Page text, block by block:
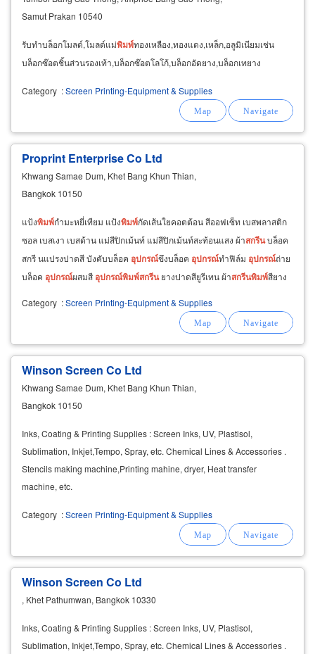
Samut Prakan 10540
รับทำบล็อกโมลด์,โมลด์แม่พิมพ์ทองเหลือง,ทองแดง,เหล็ก,อลูมิเนียมเช่น
บล็อกซ๊อตชิ้นส่วนรองเท้า,บล็อกซ๊อตโลโก้,บล็อกอัดยาง,บล็อกเทยาง
Category :Screen Printing-Equipment & Supplies
Proprint Enterprise Co Ltd
Khwang Samae Dum, Khet Bang Khun Thian,
Bangkok 10150
แป้งพิมพ์กำมะหยี่เทียม แป้งพิมพ์กัดเส้นใยคอตต้อน สีออฟเซ็ท เบสพลาสติก
ซอล เบสเงา เบสด้าน แม่สีปิกเม้นท์ แม่สีปิกเม้นท์สะท้อนแสง ผ้าสกรีนบล็อค
สกรี นแปรงปาดสี บังคับบล็อค อุปกรณ์ขึงบล็อค อุปกรณ์ทำฟิล์ม อุปกรณ์ถ่าย
บล็อค อุปกรณ์ผสมสี อุปกรณ์พิมพ์สกรีนยางปาดสียูรีเทน ผ้าสกรีนพิมพ์สียาง
Category :Screen Printing-Equipment & Supplies
Winson Screen Co Ltd
Khwang Samae Dum, Khet Bang Khun Thian,
Bangkok 10150
Inks, Coating & Printing Supplies : Screen Inks, UV, Plastisol,
Sublimation, Inkjet,Tempo, Spray, etc. Chemical Lines & Accessories .
Stencils making machine,Printing mahine, dryer, Heat transfer
machine, etc.
Category :Screen Printing-Equipment & Supplies
Winson Screen Co Ltd
, Khet Pathumwan, Bangkok 10330
Inks, Coating & Printing Supplies : Screen Inks, UV, Plastisol,
Sublimation, Inkjet,Tempo, Spray, etc. Chemical Lines & Accessories .